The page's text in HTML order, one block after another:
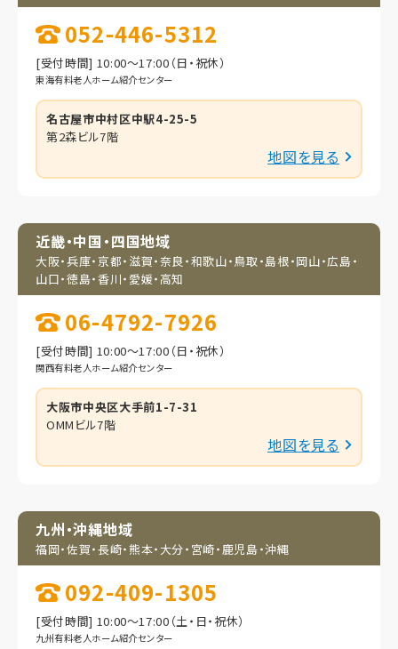
052-446-5312
[受付時間] 10:00～17:00（日・祝休）
東海有料老人ホーム紹介センター
名古屋市中村区中駅4-25-5
第2森ビル7階
地図を見る
近畿・中国・四国地域
大阪・兵庫・京都・滋賀・奈良・和歌山・鳥取・島根・岡山・広島・
山口・徳島・香川・愛媛・高知
06-4792-7926
[受付時間] 10:00～17:00（日・祝休）
関西有料老人ホーム紹介センター
大阪市中央区大手前1-7-31
OMMビル7階
地図を見る
九州・沖縄地域
福岡・佐賀・長崎・熊本・大分・宮崎・鹿児島・沖縄
092-409-1305
[受付時間] 10:00～17:00（土・日・祝休）
九州有料老人ホーム紹介センター